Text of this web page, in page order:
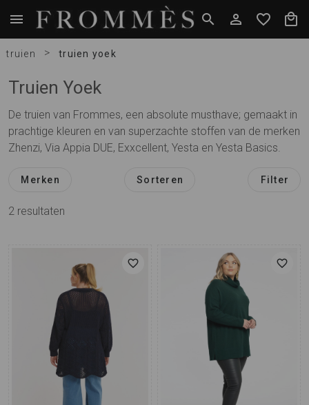
truien > truien yoek
Truien Yoek
De truien van Frommes, een absolute musthave; gemaakt in
prachtige kleuren en van superzachte stoffen van de merken
Zhenzi, Via Appia DUE, Exxcellent, Yesta en Yesta Basics.
Merken Sorteren Filter
2 resultaten